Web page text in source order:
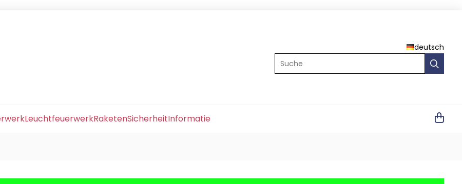
deutsch
Suche
LeuchtfeuerwerkRaketenSicherheitInformatie